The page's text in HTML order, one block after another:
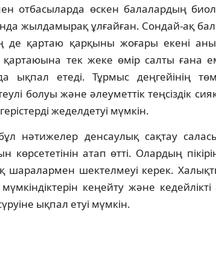
отбасыларда өскен балалардың
жылдамырақ ұлғайған. Сондай-ақ
де қартаю қарқыны жоғары екені
тек жеке өмір салты ғана
ықпал етеді. Тұрмыс деңгейінің
болуы және әлеуметтік теңсіздік
жеделдетуі мүмкін.
нәтижелер денсаулық сақтау
көрсететінін атап өтті. Олардың
шаралармен шектелмеуі керек.
кеңейту және
ықпал етуі мүмкін.